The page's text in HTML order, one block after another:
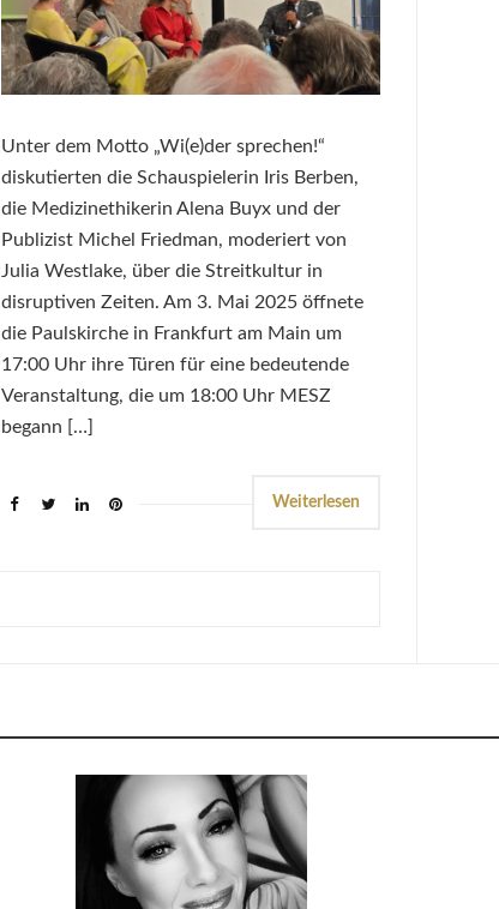
Unter dem Motto „Wi(e)der sprechen!“
diskutierten die Schauspielerin Iris Berben,
die Medizinethikerin Alena Buyx und der
Publizist Michel Friedman, moderiert von
Julia Westlake, über die Streitkultur in
disruptiven Zeiten. Am 3. Mai 2025 öffnete
die Paulskirche in Frankfurt am Main um
17:00 Uhr ihre Türen für eine bedeutende
Veranstaltung, die um 18:00 Uhr MESZ
begann […]
Weiterlesen